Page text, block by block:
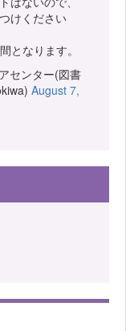
けください
となります。
センター(図書
August 7,